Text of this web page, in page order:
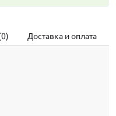
Доставка и оплата